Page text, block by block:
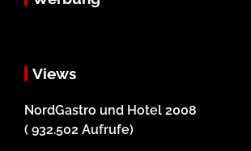
Views
NordGastro und Hotel 2008
( 932.502 Aufrufe)